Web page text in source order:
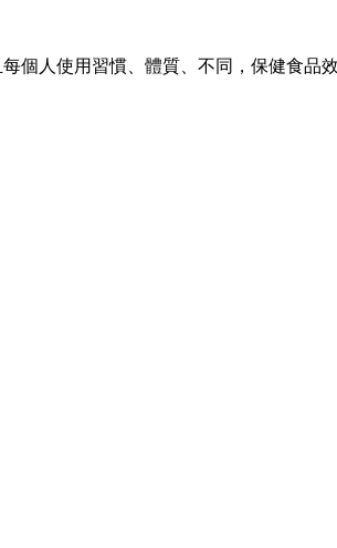
個人使用習慣、體質、不同，保健食